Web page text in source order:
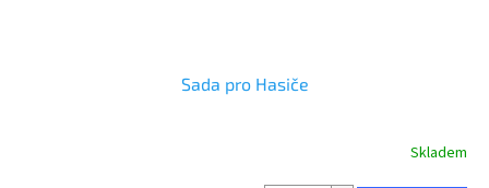
Sada pro Hasiče
Skladem